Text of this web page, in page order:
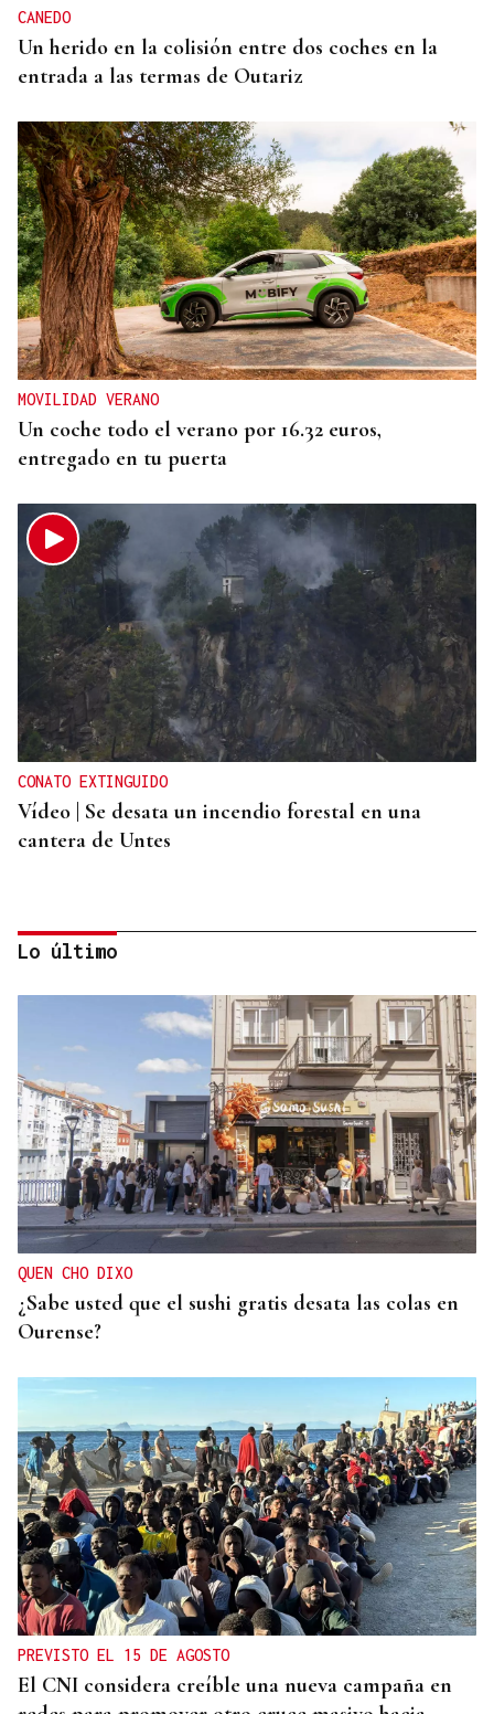
CANEDO
Un herido en la colisión entre dos coches en la
entrada a las termas de Outariz
MOVILIDAD VERANO
Un coche todo el verano por 16.32 euros,
entregado en tu puerta
CONATO EXTINGUIDO
Vídeo | Se desata un incendio forestal en una
cantera de Untes
ENTREVISTA
Jorge Vázquez: "Nuestro objetivo a 2028 es crecer
creando valor para el accionista y para el equipo
que lo hace posible"
Lo último
QUEN CHO DIXO
¿Sabe usted que el sushi gratis desata las colas en
Ourense?
PREVISTO EL 15 DE AGOSTO
El CNI considera creíble una nueva campaña en